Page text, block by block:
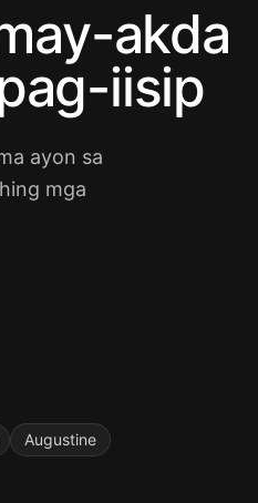
akda
iisip
ayon sa
mga
Augustine